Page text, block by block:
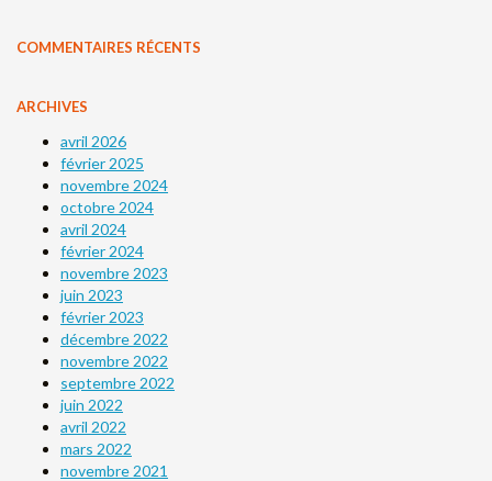
COMMENTAIRES RÉCENTS
ARCHIVES
avril 2026
février 2025
novembre 2024
octobre 2024
avril 2024
février 2024
novembre 2023
juin 2023
février 2023
décembre 2022
novembre 2022
septembre 2022
juin 2022
avril 2022
mars 2022
novembre 2021